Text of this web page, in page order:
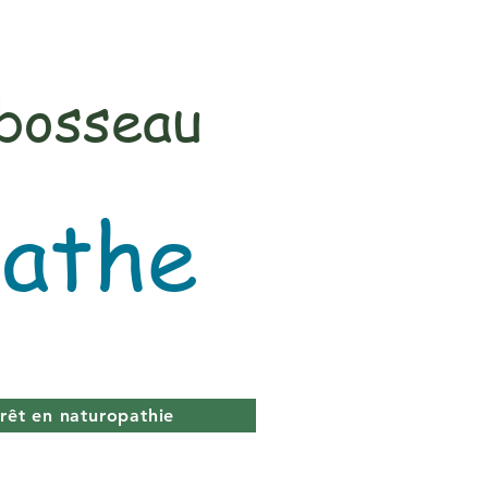
en naturopathie